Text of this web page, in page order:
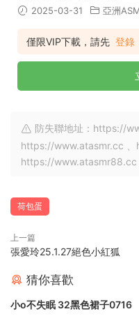
2025-03-31 亞洲
僅限VIP下載，請先 登錄
防失聯地址：https://
https://www.atasmr.cc
https://www.atasmr88.cc
荷包蛋
上一篇
張愛玲25.1.27絕色小紅狐
猜你喜歡
小o不失眠 32黑色裙子0716